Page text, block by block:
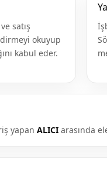
satış
okuyup
kabul eder.
yapan ALICI arasında